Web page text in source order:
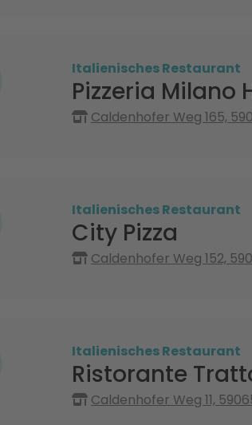
Italienisches Restaurant
Pizzeria Milano
Caldenhofer Weg 165,
Italienisches Restaurant
City Pizza
Caldenhofer Weg 152,
Italienisches Restaurant
Ristorante
Caldenhofer Weg 11,